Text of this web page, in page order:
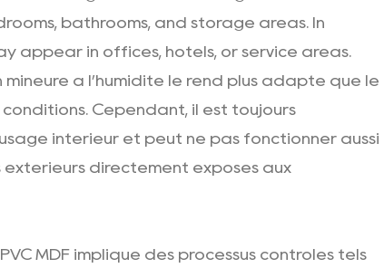
bathrooms, and storage areas. In
appear in offices, hotels, or service areas.
à l’humidité le rend plus adapté que le
Cependant, il est toujours
intérieur et peut ne pas fonctionner aussi
extérieurs directement exposés aux
MDF implique des processus contrôlés tels